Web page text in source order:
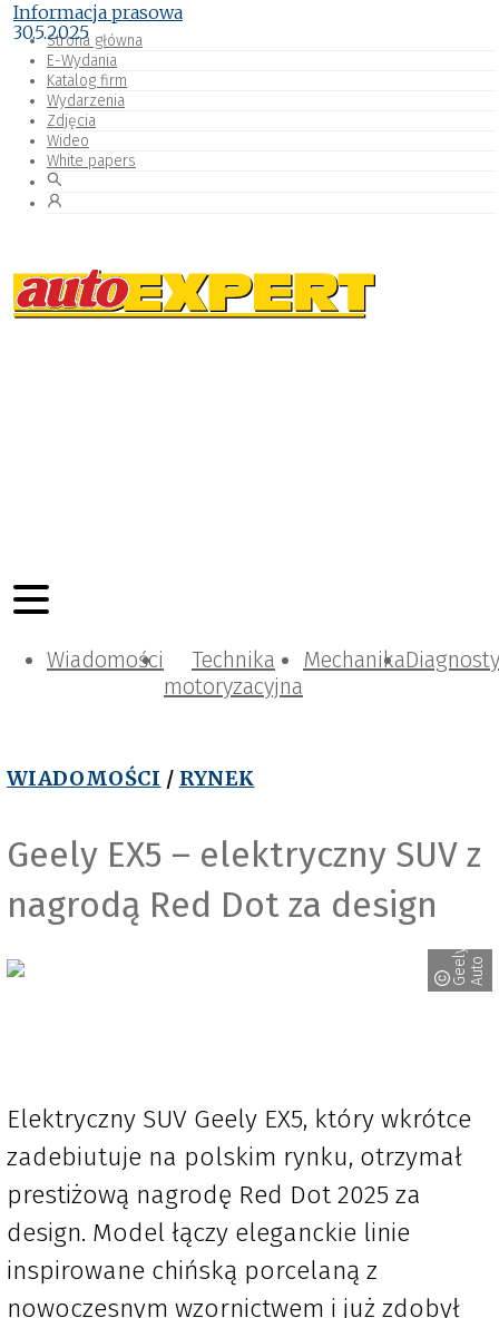
Strona główna
E-Wydania
Katalog firm
Wydarzenia
Zdjęcia
Wideo
White papers
Wiadomości
Technika
motoryzacyjna
Mechanika
WIADOMOŚCI / RYNEK
Geely EX5 – elektryczny SUV z
nagrodą Red Dot za design
G
ee
l
y
A
u
to
Informacja prasowa
30.5.2025
Elektryczny SUV Geely EX5, który wkrótce
zadebiutuje na polskim rynku, otrzymał
prestiżową nagrodę Red Dot 2025 za
design. Model łączy eleganckie linie
inspirowane chińską porcelaną z
nowoczesnym wzornictwem i już zdobył